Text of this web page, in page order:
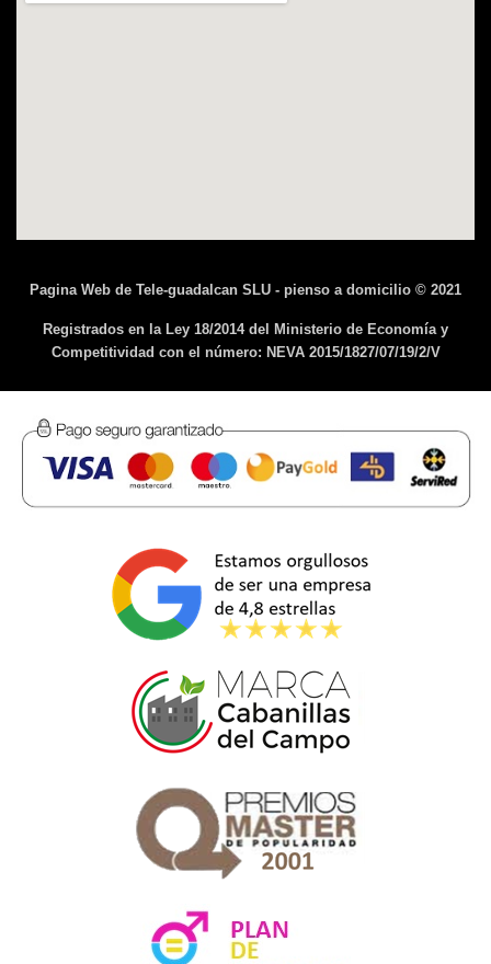
Pagina Web de Tele-guadalcan SLU - pienso a domicilio © 2021
Registrados en la Ley 18/2014 del Ministerio de Economía y
Competitividad con el número: NEVA 2015/1827/07/19/2/V